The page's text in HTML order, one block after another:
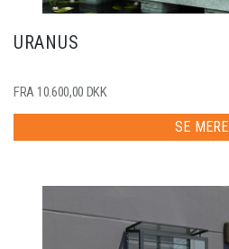
URANUS
FRA 10.600,00 DKK
SE MERE